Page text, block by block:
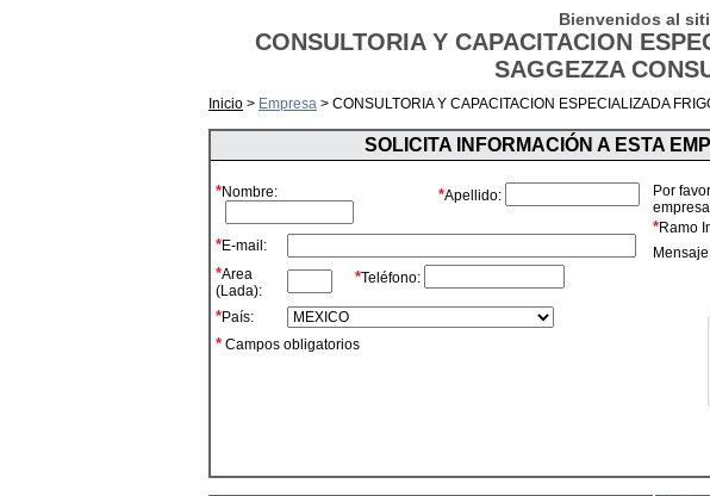
Bienvenidos al
CONSULTORIA Y CAPACITACION
SAGGEZZA
Inicio > Empresa > CONSULTORIA Y CAPACITACION ESPECIALIZADA
SOLICITA INFORMACIÓN A ESTA
*Nombre: *Apellido:
*E-mail:
*Area
(Lada):
*Teléfono:
*País:
* Campos obligatorios
Por
empresa
*Ramo